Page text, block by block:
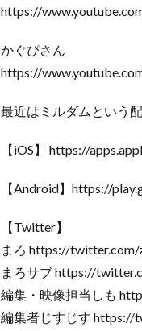
https://
かぐぴさん
https://
最近はミルダムという
【iOS】 https://
【Android】https://
【Twitter】
まろ https://twitter.com/
まろサブ https://
編集・映像担当しも
編集者じすじす https://